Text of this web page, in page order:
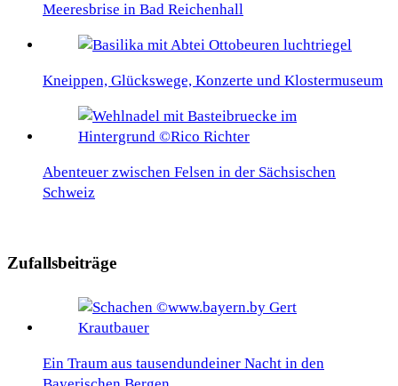
Meeresbrise in Bad Reichenhall
Kneippen, Glückswege, Konzerte und Klostermuseum
Abenteuer zwischen Felsen in der Sächsischen
Schweiz
Zufallsbeiträge
Ein Traum aus tausendundeiner Nacht in den